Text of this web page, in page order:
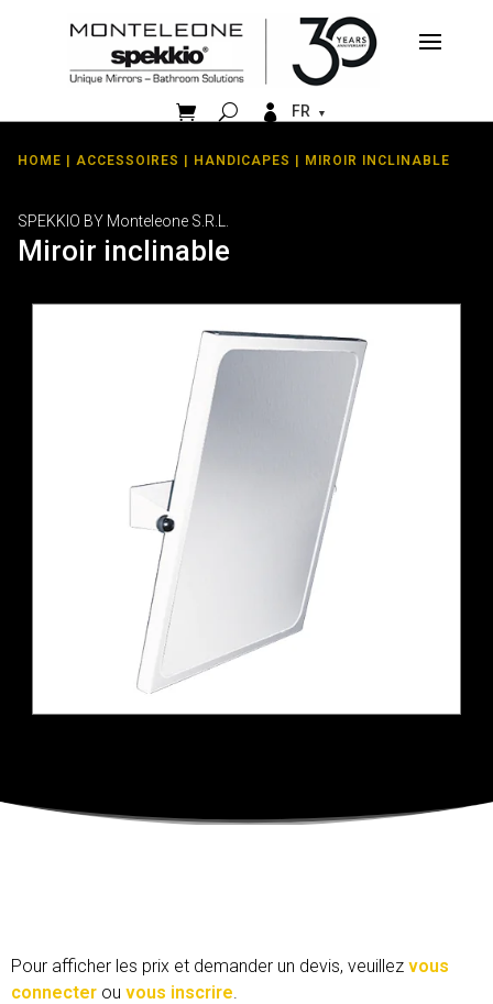
  FR
HOME | ACCESSOIRES | HANDICAPES | MIROIR INCLINABLE
SPEKKIO BY Monteleone S.R.L.
Miroir inclinable
Pour afficher les prix et demander un devis, veuillez vous
connecter ou vous inscrire